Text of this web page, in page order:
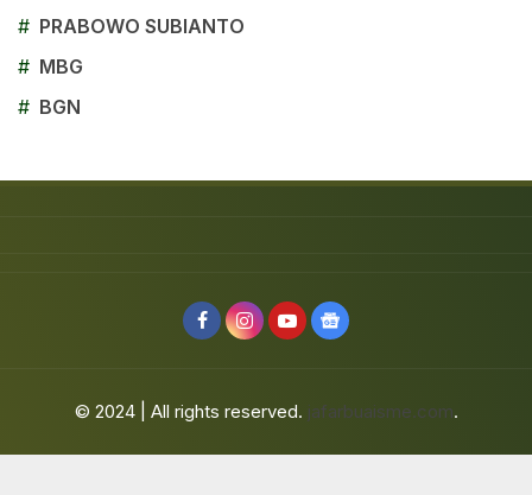
# PRABOWO SUBIANTO
# MBG
# BGN
© 2024 | All rights reserved. jafarbuaisme.com.